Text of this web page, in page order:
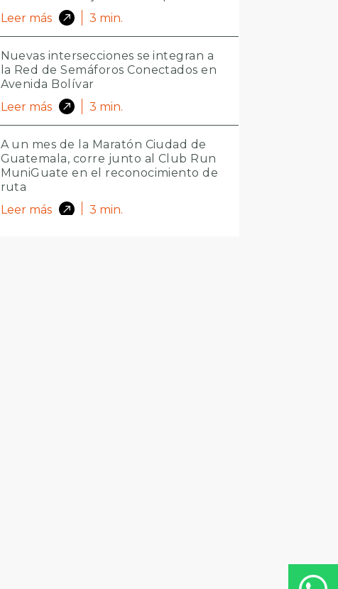
Leer más
3 min.
Nuevas intersecciones se integran a
la Red de Semáforos Conectados en
Avenida Bolívar
Leer más
3 min.
A un mes de la Maratón Ciudad de
Guatemala, corre junto al Club Run
MuniGuate en el reconocimiento de
ruta
Leer más
3 min.